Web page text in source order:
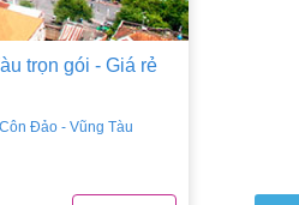
trọn gói - Giá rẻ
Côn Đảo - Vũng Tàu